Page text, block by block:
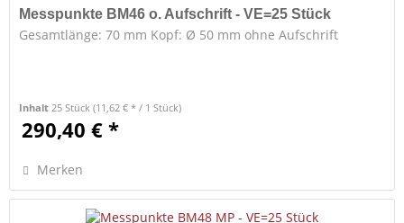
Messpunkte BM46 o. Aufschrift - VE=25 Stück
Gesamtlänge: 70 mm Kopf: Ø 50 mm ohne Aufschrift
Inhalt25 Stück(11,62 € * / 1 Stück)
290,40 € *
Merken